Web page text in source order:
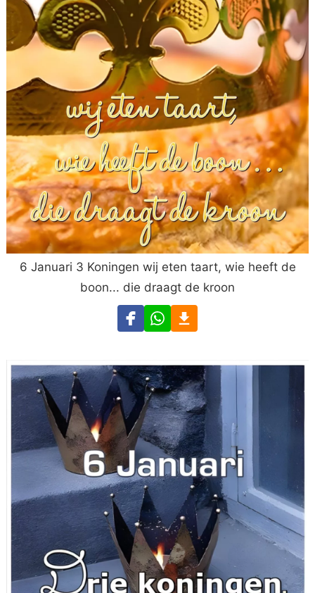
6 Januari 3 Koningen wij eten taart, wie heeft de
boon... die draagt de kroon